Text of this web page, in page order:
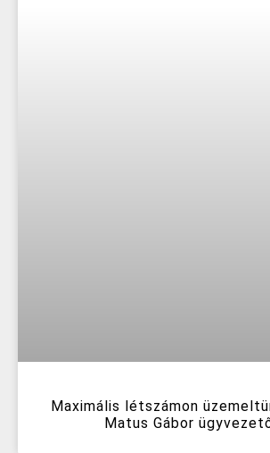
Maximális létszámon
Matus Gábor